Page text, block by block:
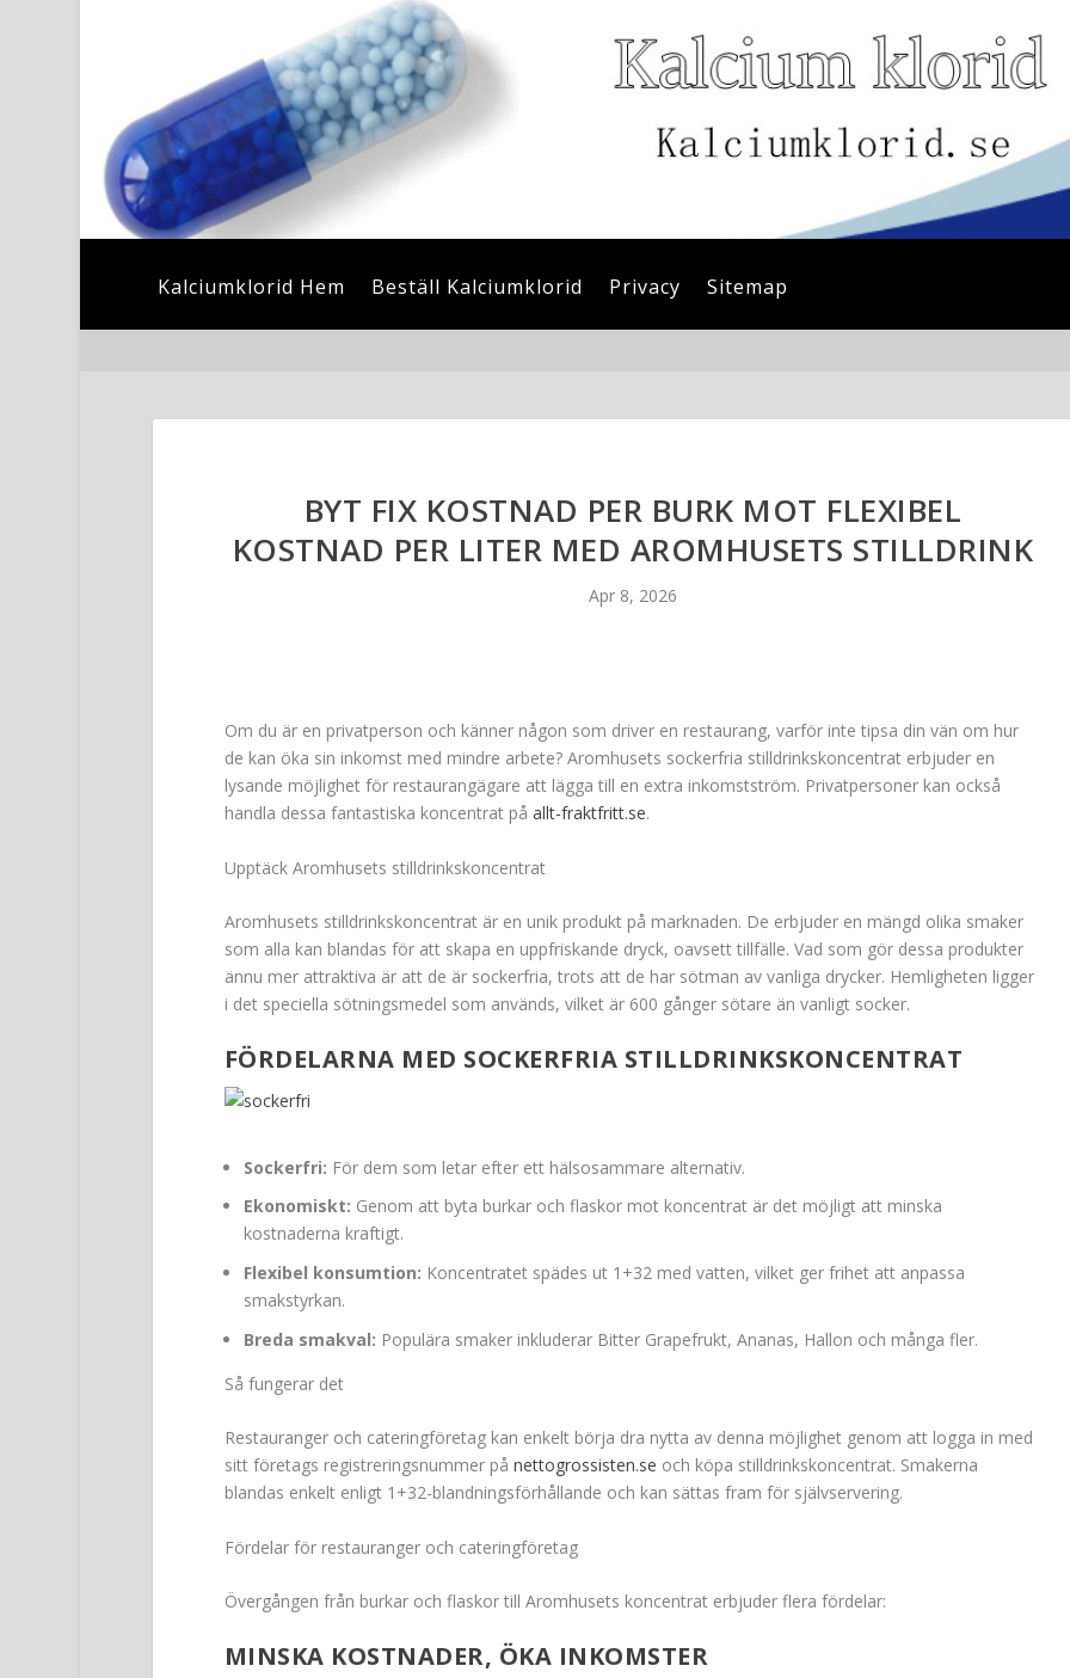
Kalciumklorid Hem Beställ Kalciumklorid Privacy Sitemap
BYT FIX KOSTNAD PER BURK MOT FLEXIBEL
KOSTNAD PER LITER MED AROMHUSETS STILLDRINK
Apr 8, 2026
Om du är en privatperson och känner någon som driver en restaurang, varför inte tipsa din vän om hur
de kan öka sin inkomst med mindre arbete? Aromhusets sockerfria stilldrinkskoncentrat erbjuder en
lysande möjlighet för restaurangägare att lägga till en extra inkomstström. Privatpersoner kan också
handla dessa fantastiska koncentrat på allt-fraktfritt.se.
Upptäck Aromhusets stilldrinkskoncentrat
Aromhusets stilldrinkskoncentrat är en unik produkt på marknaden. De erbjuder en mängd olika smaker
som alla kan blandas för att skapa en uppfriskande dryck, oavsett tillfälle. Vad som gör dessa produkter
ännu mer attraktiva är att de är sockerfria, trots att de har sötman av vanliga drycker. Hemligheten ligger
i det speciella sötningsmedel som används, vilket är 600 gånger sötare än vanligt socker.
FÖRDELARNA MED SOCKERFRIA STILLDRINKSKONCENTRAT
Sockerfri: För dem som letar efter ett hälsosammare alternativ.
Ekonomiskt: Genom att byta burkar och flaskor mot koncentrat är det möjligt att minska
kostnaderna kraftigt.
Flexibel konsumtion: Koncentratet spädes ut 1+32 med vatten, vilket ger frihet att anpassa
smakstyrkan.
Breda smakval: Populära smaker inkluderar Bitter Grapefrukt, Ananas, Hallon och många fler.
Så fungerar det
Restauranger och cateringföretag kan enkelt börja dra nytta av denna möjlighet genom att logga in med
sitt företags registreringsnummer på nettogrossisten.se och köpa stilldrinkskoncentrat. Smakerna
blandas enkelt enligt 1+32-blandningsförhållande och kan sättas fram för självservering.
Fördelar för restauranger och cateringföretag
Övergången från burkar och flaskor till Aromhusets koncentrat erbjuder flera fördelar:
MINSKA KOSTNADER, ÖKA INKOMSTER